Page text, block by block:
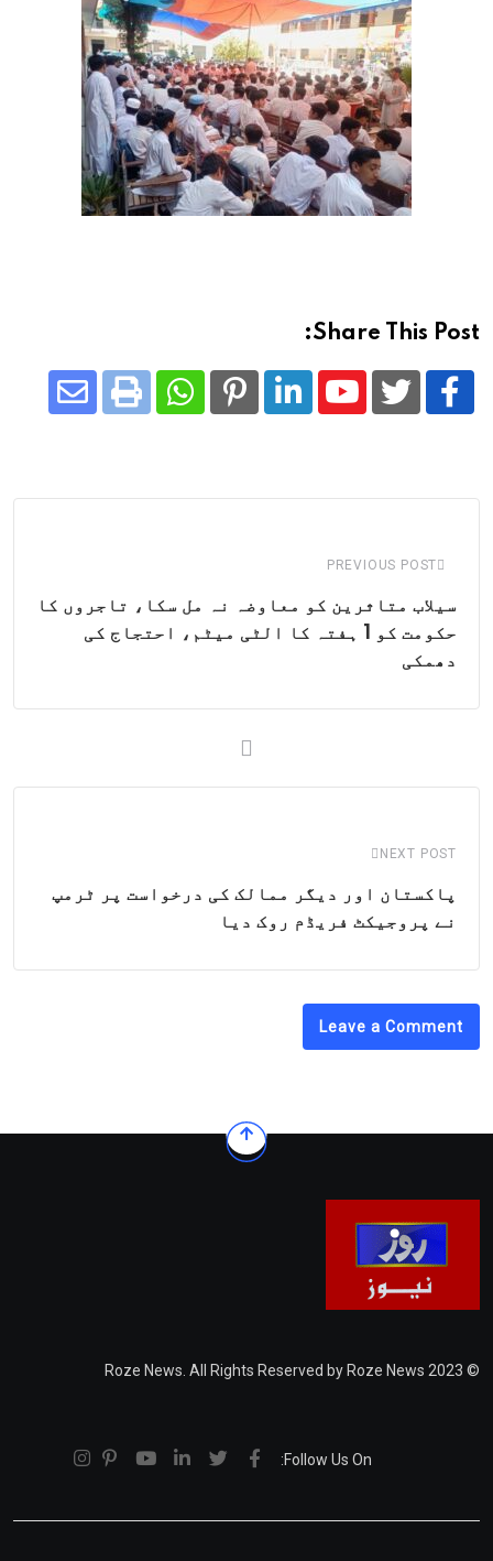
Share This Post:
Youtube
LinkedIn
Pinterest
Whatsapp
Print
PREVIOUS POST
سیلاب متاثرین کو معاوضہ نہ مل سکا، تاجروں کا
حکومت کو 1 ہفتہ کا الٹی میٹم، احتجاج کی
دھمکی
NEXT POST
پاکستان اور دیگر ممالک کی درخواست پر ٹرمپ
نے پروجیکٹ فریڈم روک دیا
Leave a Comment
© 2023 Roze News. All Rights Reserved by Roze News
Follow Us On: